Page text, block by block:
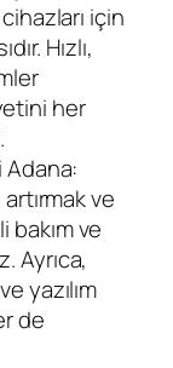
için
Hızlı,
her
Adana:
artırmak ve
ve
Ayrıca,
yazılım
de